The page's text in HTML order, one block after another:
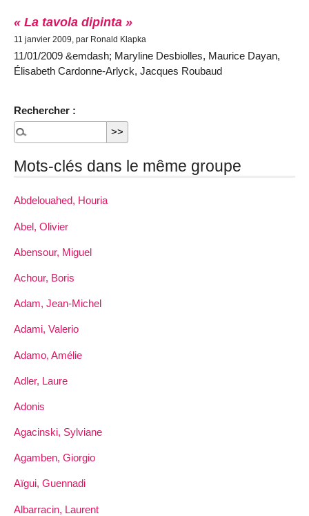
« La tavola dipinta »
11 janvier 2009, par Ronald Klapka
11/01/2009 &emdash; Maryline Desbiolles, Maurice Dayan,
Élisabeth Cardonne-Arlyck, Jacques Roubaud
Rechercher :
Mots-clés dans le même groupe
Abdelouahed, Houria
Abel, Olivier
Abensour, Miguel
Achour, Boris
Adam, Jean-Michel
Adami, Valerio
Adamo, Amélie
Adler, Laure
Adonis
Agacinski, Sylviane
Agamben, Giorgio
Aïgui, Guennadi
Albarracin, Laurent